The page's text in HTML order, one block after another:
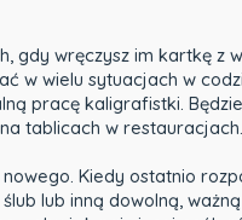
gdy wręczysz im kartkę
w wielu sytuacjach w
pracę kaligrafistki.
tablicach w
Kiedy ostatnio
lub inną dowolną,